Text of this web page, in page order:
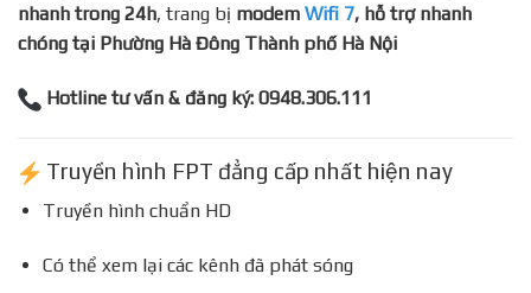
nhanh trong 24h, trang bị modem Wifi 7, hỗ trợ nhanh
chóng tại Phường Hà Đông Thành phố Hà Nội
Hotline tư vấn & đăng ký: 0948.306.111
Truyền hình FPT đẳng cấp nhất hiện nay
Truyền hình chuẩn HD
Có thể xem lại các kênh đã phát sóng